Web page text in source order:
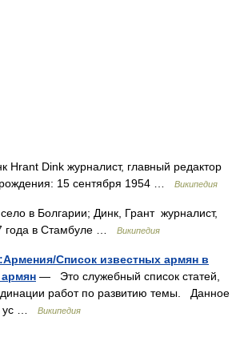
Hrant Dink журналист, главный редактор
рождения: 15 сентября 1954 …
Википедия
в Болгарии; Динк, Грант журналист,
года в Стамбуле …
Википедия
Список известных армян в
— Это служебный список статей,
работ по развитию темы. Данное
ус …
Википедия